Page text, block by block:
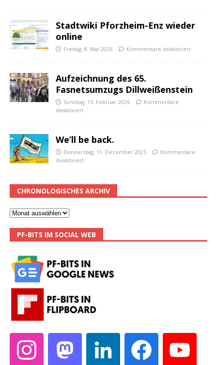
Stadtwiki Pforzheim-Enz wieder
online
Freitag, 8. Mai 2026 Kommentare deaktiviert
Aufzeichnung des 65.
Fasnetsumzugs Dillweißenstein
Sonntag, 15. Februar 2026
Kommentare
deaktiviert
We’ll be back.
Donnerstag, 11. Dezember 2025
Kommentare
deaktiviert
CHRONOLOGISCHES ARCHIV
PF-BITS IM SOCIAL WEB